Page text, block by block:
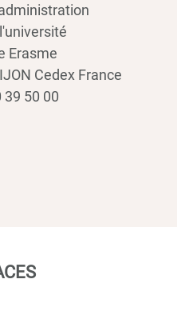
Erasme
Cedex France
39 50 00